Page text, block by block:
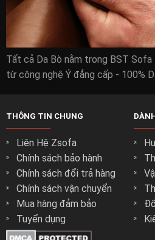
Tất cả Da Bò nằm trong BST
từ công nghệ Ý đẳng cấp - 100%
THÔNG TIN CHUNG
Liên Hệ Zsofa
Chính sách bảo hành
Chính sách đổi trả hàng
Chính sách vận chuyển
Mua hàng đảm bảo
Tuyển dụng